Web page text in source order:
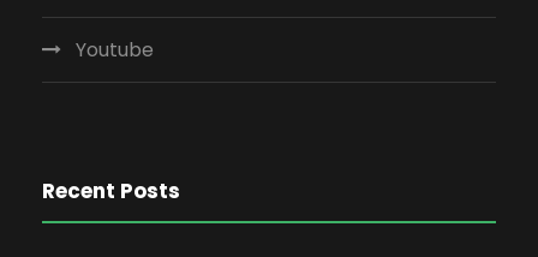
Youtube
Recent Posts